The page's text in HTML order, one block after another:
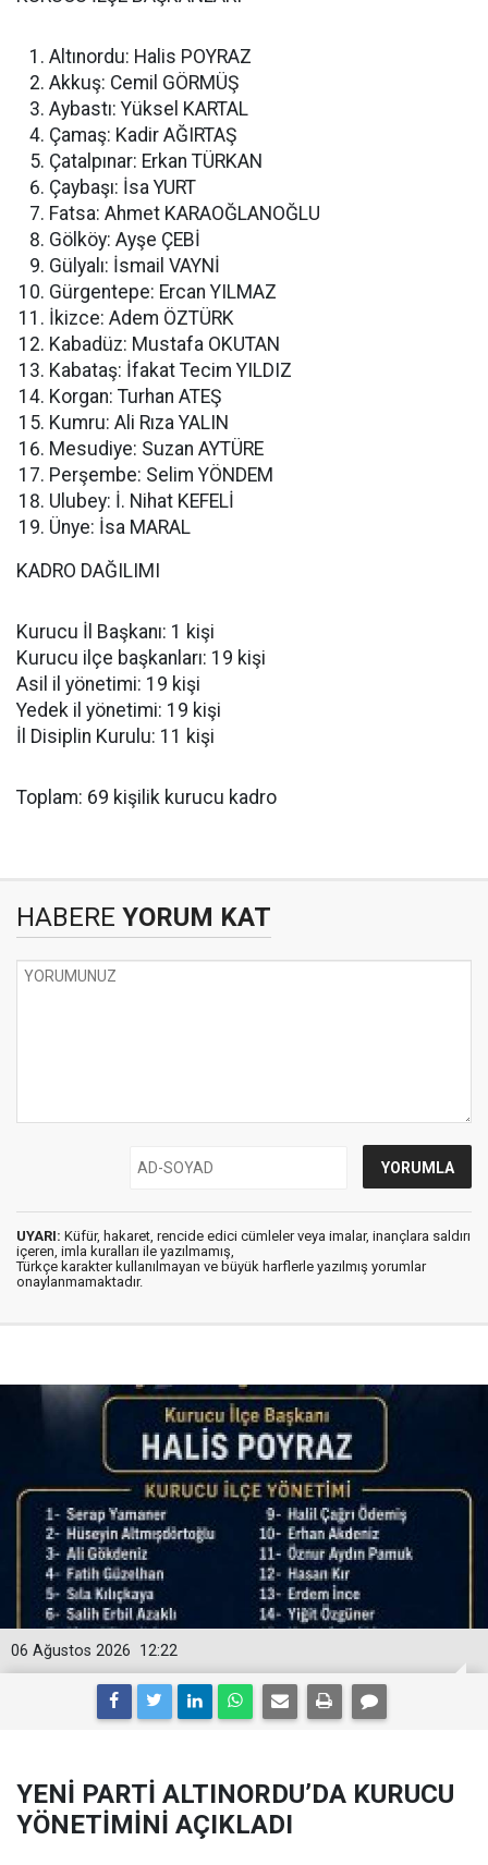
Altınordu: Halis POYRAZ
Akkuş: Cemil GÖRMÜŞ
Aybastı: Yüksel KARTAL
Çamaş: Kadir AĞIRTAŞ
Çatalpınar: Erkan TÜRKAN
Çaybaşı: İsa YURT
Fatsa: Ahmet KARAOĞLANOĞLU
Gölköy: Ayşe ÇEBİ
Gülyalı: İsmail VAYNİ
Gürgentepe: Ercan YILMAZ
İkizce: Adem ÖZTÜRK
Kabadüz: Mustafa OKUTAN
Kabataş: İfakat Tecim YILDIZ
Korgan: Turhan ATEŞ
Kumru: Ali Rıza YALIN
Mesudiye: Suzan AYTÜRE
Perşembe: Selim YÖNDEM
Ulubey: İ. Nihat KEFELİ
Ünye: İsa MARAL
KADRO DAĞILIMI
Kurucu İl Başkanı: 1 kişi
Kurucu ilçe başkanları: 19 kişi
Asil il yönetimi: 19 kişi
Yedek il yönetimi: 19 kişi
İl Disiplin Kurulu: 11 kişi
Toplam: 69 kişilik kurucu kadro
HABERE YORUM KAT
UYARI: Küfür, hakaret, rencide edici cümleler veya imalar, inançlara saldırı
içeren, imla kuralları ile yazılmamış,
Türkçe karakter kullanılmayan ve büyük harflerle yazılmış yorumlar
onaylanmamaktadır.
12:22
06 Ağustos 2026
YENİ PARTİ ALTINORDU’DA KURUCU
YÖNETİMİNİ AÇIKLADI